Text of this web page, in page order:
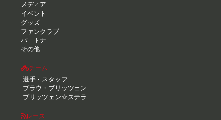
メディア
イベント
グッズ
ファンクラブ
パートナー
その他
チーム
選手・スタッフ
ブラウ・ブリッツェン
ブリッツェン☆ステラ
レース